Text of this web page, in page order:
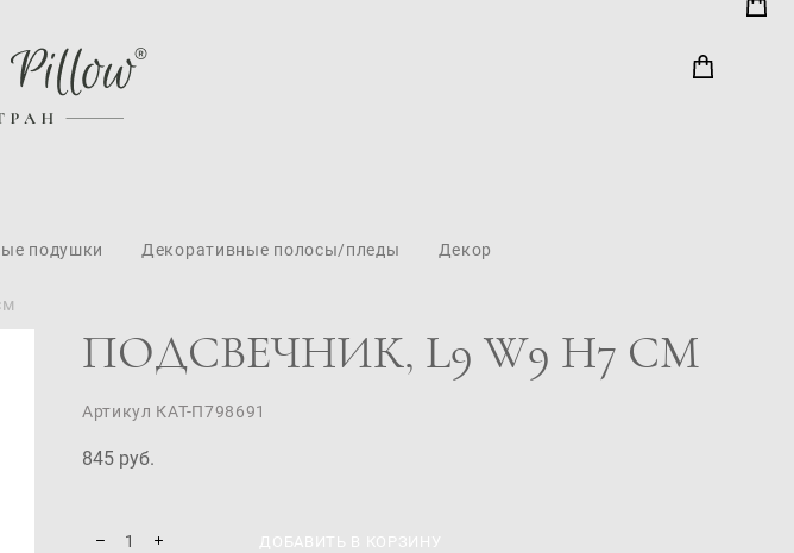
подушки Декоративные полосы/пледы Декор
ПОДСВЕЧНИК, L9 W9 H7 СМ
Артикул КАТ-П798691
845 pуб.
ДОБАВИТЬ В КОРЗИНУ